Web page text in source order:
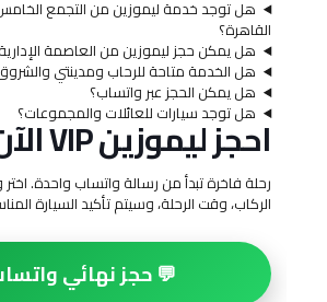
هل توجد خدمة ليموزين من التجمع
القاهرة؟
هل يمكن حجز ليموزين من العاصمة
هل الخدمة متاحة للرحاب ومدينتي
هل يمكن الحجز عبر واتساب؟
هل توجد سيارات للعائلات والمجموعات؟
احجز ليموزين VIP الآن
رحلة فاخرة تبدأ من رسالة واتساب واحدة.
الركاب، وقت الرحلة، وسيتم تأكيد السيارة
💬 حجز نهائي